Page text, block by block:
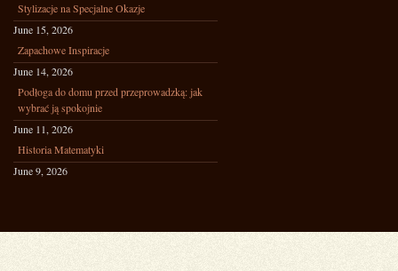
Stylizacje na Specjalne Okazje
June 15, 2026
Zapachowe Inspiracje
June 14, 2026
Podłoga do domu przed przeprowadzką: jak
wybrać ją spokojnie
June 11, 2026
Historia Matematyki
June 9, 2026